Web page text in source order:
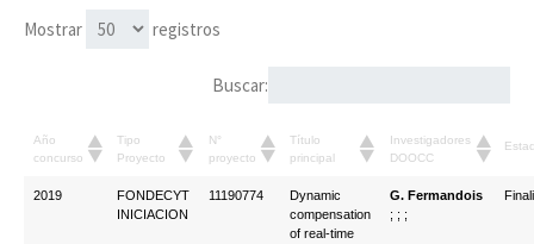
Mostrar
registros
Buscar:
Año
concurso
Tipo
Proyecto
N°
proyecto
Título
principal
Investigadores
DOOCC
2019
FONDECYT
INICIACION
11190774
Dynamic
compensation
of real-time
G. Fermandois
; ; ;